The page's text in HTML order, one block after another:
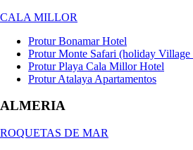
CALA MILLOR
Protur Bonamar Hotel
Protur Monte Safari (holiday Village
Protur Playa Cala Millor Hotel
Protur Atalaya Apartamentos
ALMERIA
ROQUETAS DE MAR